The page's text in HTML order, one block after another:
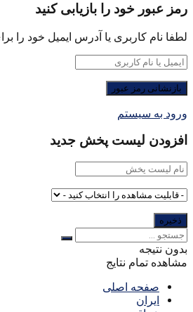
رمز عبور خود را بازیابی کنید
لطفا نام کاربری یا آدرس ایمیل خود را
ورود به سیستم
افزودن لیست پخش جدید
بدون نتیجه
مشاهده تمام نتایج
صفحه اصلی
ایران